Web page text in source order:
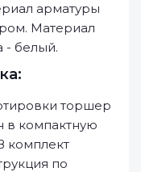
арматуры
Материал
- белый.
торшер
в компактную
комплект
по